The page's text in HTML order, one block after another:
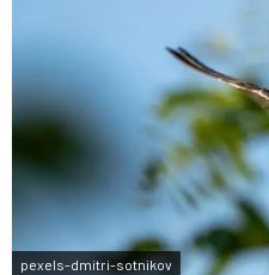
pexels-dmitri-sotnikov